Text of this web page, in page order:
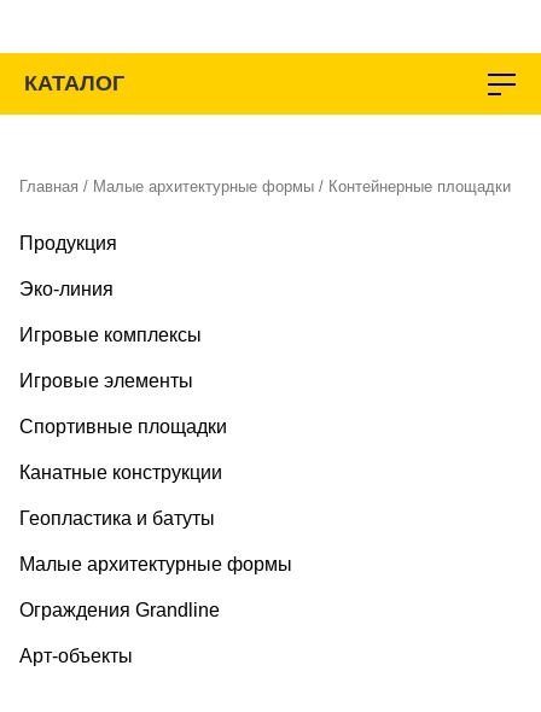
содержимому
КАТАЛОГ
Главная / Малые архитектурные формы / Контейнерные площадки
Продукция
Эко-линия
Игровые комплексы
Игровые элементы
Спортивные площадки
Канатные конструкции
Геопластика и батуты
Малые архитектурные формы
Ограждения Grandline
Арт-объекты